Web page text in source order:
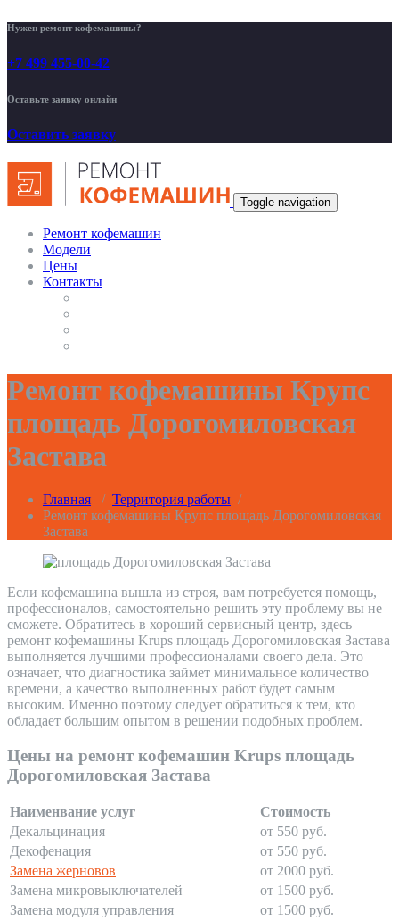
Нужен ремонт кофемашины?
+7 499 455-00-42
Оставьте заявку онлайн
Оставить заявку
Toggle navigation
Ремонт кофемашин
Модели
Цены
Контакты
Ремонт кофемашины Крупс
площадь Дорогомиловская
Застава
Главная / Территория работы /
Ремонт кофемашины Крупс площадь Дорогомиловская
Застава
Если кофемашина вышла из строя, вам потребуется помощь,
профессионалов, самостоятельно решить эту проблему вы не
сможете. Обратитесь в хороший сервисный центр, здесь
ремонт кофемашины Krups площадь Дорогомиловская Застава
выполняется лучшими профессионалами своего дела. Это
означает, что диагностика займет минимальное количество
времени, а качество выполненных работ будет самым
высоким. Именно поэтому следует обратиться к тем, кто
обладает большим опытом в решении подобных проблем.
Цены на ремонт кофемашин Krups площадь
Дорогомиловская Застава
Наименвание услуг
Стоимость
Декальцинация
от 550 руб.
Декофенация
от 550 руб.
Замена жерновов
от 2000 руб.
Замена микровыключателей
от 1500 руб.
Замена модуля управления
от 1500 руб.